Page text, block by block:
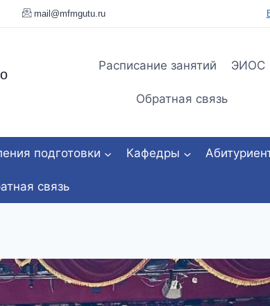
mail@mfmgutu.ru
Расписание занятий ЭИОС
Обратная связь
подготовки Кафедры
связь